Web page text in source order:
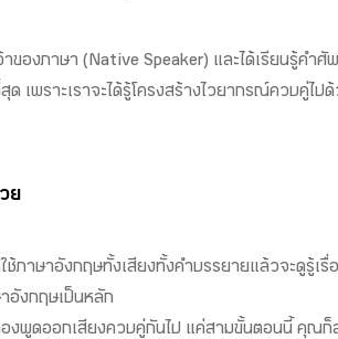
องภาษา (Native Speaker) และได้เรียนรู้คำ
เพราะเราจะได้รู้โครงสร้างไวยากรณ์ควบคู่ไปด้
ย
ภาษาอังกฤษทั้งเสียงทั้งคำบรรยายแล้วจะดูรู้เ
อังกฤษเป็นหลัก
พูดออกเสียงควบคู่กันไป แค่สามขั้นตอนนี้ คุณก็